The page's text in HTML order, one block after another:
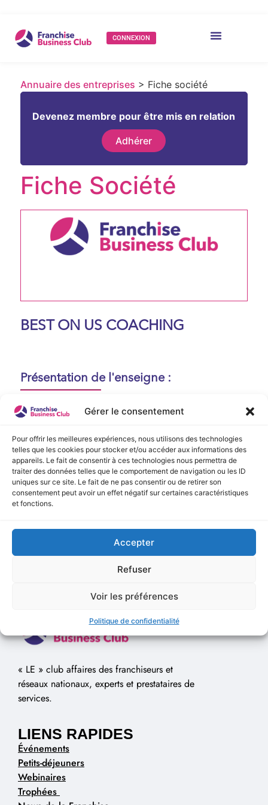
Gérer le consentement
Pour offrir les meilleures expériences, nous utilisons des technologies
telles que les cookies pour stocker et/ou accéder aux informations des
appareils. Le fait de consentir à ces technologies nous permettra de
traiter des données telles que le comportement de navigation ou les ID
uniques sur ce site. Le fait de ne pas consentir ou de retirer son
consentement peut avoir un effet négatif sur certaines caractéristiques
et fonctions.
Accepter
Refuser
Voir les préférences
Politique de confidentialité
CONNEXION
Annuaire des entreprises > Fiche société
Devenez membre pour être mis en relation
Adhérer
Fiche Société
BEST ON US COACHING
Présentation de l'enseigne :
Aucune présentation n'est disponible
actuellement !
Vidéo de Présentation
Aucune vidéo disponible.
« LE » club affaires des franchiseurs et
réseaux nationaux, experts et prestataires de
services.
LIENS RAPIDES
Événements
Petits-déjeuners
Webinaires
Trophées